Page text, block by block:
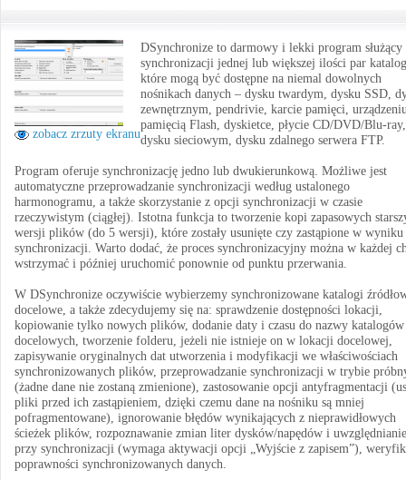
zobacz zrzuty ekranu
DSynchronize to darmowy i lekki program służący
synchronizacji jednej lub większej ilości par
które mogą być dostępne na niemal dowolnych
nośnikach danych – dysku twardym, dysku SSD,
zewnętrznym, pendrivie, karcie pamięci,
pamięcią Flash, dyskietce, płycie CD/DVD/Blu-ray,
dysku sieciowym, dysku zdalnego serwera FTP.
Program oferuje synchronizację jedno lub dwukierunkową. Możliwe jest
automatyczne przeprowadzanie synchronizacji według ustalonego
harmonogramu, a także skorzystanie z opcji synchronizacji w czasie
rzeczywistym (ciągłej). Istotna funkcja to tworzenie kopi zapasowych
wersji plików (do 5 wersji), które zostały usunięte czy zastąpione w wyniku
synchronizacji. Warto dodać, że proces synchronizacyjny można w każdej
wstrzymać i później uruchomić ponownie od punktu przerwania.
W DSynchronize oczywiście wybierzemy synchronizowane katalogi
docelowe, a także zdecydujemy się na: sprawdzenie dostępności lokacji,
kopiowanie tylko nowych plików, dodanie daty i czasu do nazwy katalogów
docelowych, tworzenie folderu, jeżeli nie istnieje on w lokacji docelowej,
zapisywanie oryginalnych dat utworzenia i modyfikacji we właściwościach
synchronizowanych plików, przeprowadzanie synchronizacji w trybie
(żadne dane nie zostaną zmienione), zastosowanie opcji antyfragmentacji
pliki przed ich zastąpieniem, dzięki czemu dane na nośniku są mniej
pofragmentowane), ignorowanie błędów wynikających z nieprawidłowych
ścieżek plików, rozpoznawanie zmian liter dysków/napędów i
przy synchronizacji (wymaga aktywacji opcji „Wyjście z zapisem”),
poprawności synchronizowanych danych.